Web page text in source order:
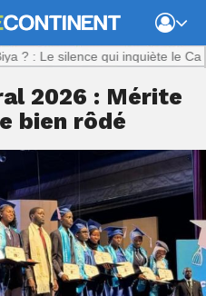
silence qui inquiète le
2026 : Mérite
bien rôdé